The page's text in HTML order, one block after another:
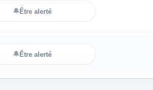
🔔Être alerté
🔔Être alerté